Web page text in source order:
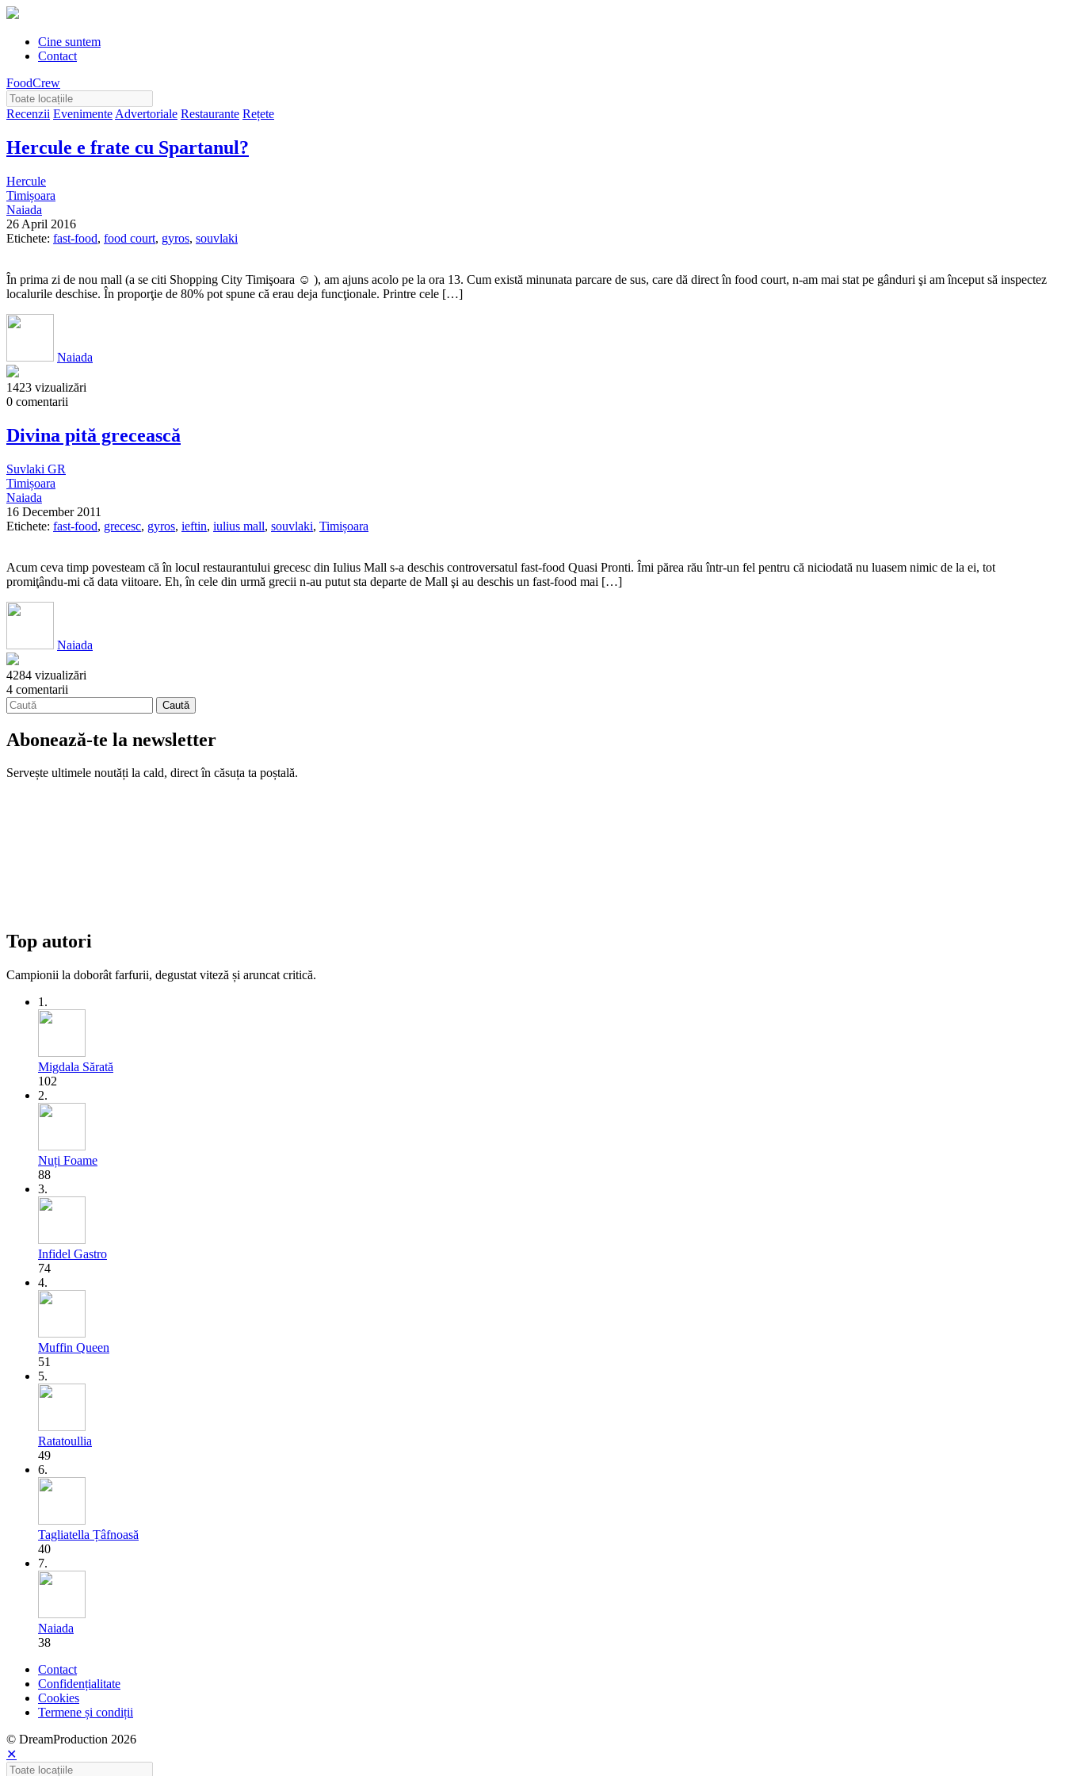
Cine suntem
Contact
FoodCrew
Recenzii Evenimente Advertoriale Restaurante Rețete
Hercule e frate cu Spartanul?
Hercule
Timișoara
Naiada
26 April 2016
Etichete: fast-food, food court, gyros, souvlaki
În prima zi de nou mall (a se citi Shopping City Timişoara ☺ ), am ajuns acolo pe la ora 13. Cum există minunata parcare de sus, care dă direct în food court, n-am mai stat pe gânduri şi am început să inspectez
localurile deschise. În proporţie de 80% pot spune că erau deja funcţionale. Printre cele […]
Naiada
1423 vizualizări
0 comentarii
Divina pită grecească
Suvlaki GR
Timișoara
Naiada
16 December 2011
Etichete: fast-food, grecesc, gyros, ieftin, iulius mall, souvlaki, Timișoara
Acum ceva timp povesteam că în locul restaurantului grecesc din Iulius Mall s-a deschis controversatul fast-food Quasi Pronti. Îmi părea rău într-un fel pentru că niciodată nu luasem nimic de la ei, tot
promiţându-mi că data viitoare. Eh, în cele din urmă grecii n-au putut sta departe de Mall şi au deschis un fast-food mai […]
Naiada
4284 vizualizări
4 comentarii
Abonează-te la newsletter
Servește ultimele noutăți la cald, direct în căsuța ta poștală.
Top autori
Campionii la doborât farfurii, degustat viteză și aruncat critică.
1.
Migdala Sărată
102
2.
Nuți Foame
88
3.
Infidel Gastro
74
4.
Muffin Queen
51
5.
Ratatoullia
49
6.
Tagliatella Țâfnoasă
40
7.
Naiada
38
Contact
Confidențialitate
Cookies
Termene și condiții
© DreamProduction 2026
✕